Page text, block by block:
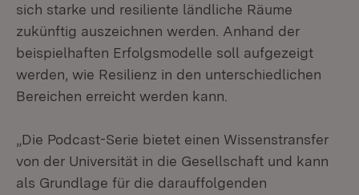
sich starke und resiliente ländliche Räume
zukünftig auszeichnen werden. Anhand der
beispielhaften Erfolgsmodelle soll aufgezeigt
werden, wie Resilienz in den unterschiedlichen
Bereichen erreicht werden kann.
„Die Podcast-Serie bietet einen Wissenstransfer
von der Universität in die Gesellschaft und kann
als Grundlage für die darauffolgenden